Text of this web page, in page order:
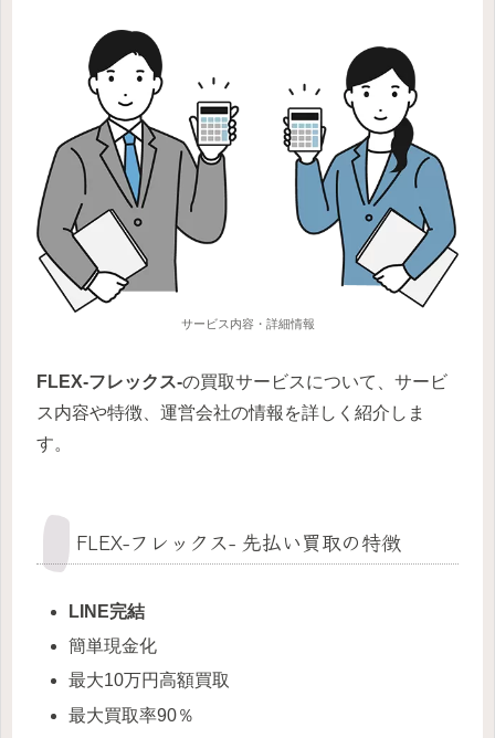
サービス内容・詳細情報
FLEX-フレックス-の買取サービスについて、サービ
ス内容や特徴、運営会社の情報を詳しく紹介しま
す。
FLEX-フレックス- 先払い買取の特徴
LINE完結
簡単現金化
最大10万円高額買取
最大買取率90％